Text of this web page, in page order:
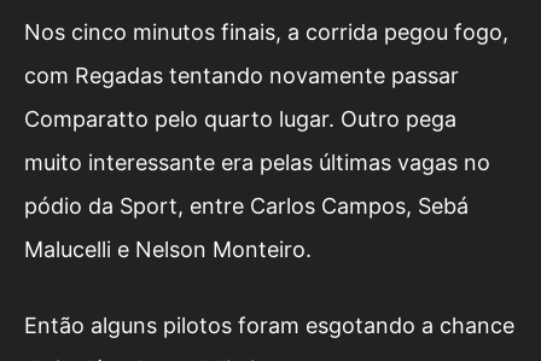
Nos cinco minutos finais, a corrida pegou fogo,
com Regadas tentando novamente passar
Comparatto pelo quarto lugar. Outro pega
muito interessante era pelas últimas vagas no
pódio da Sport, entre Carlos Campos, Sebá
Malucelli e Nelson Monteiro.
Então alguns pilotos foram esgotando a chance